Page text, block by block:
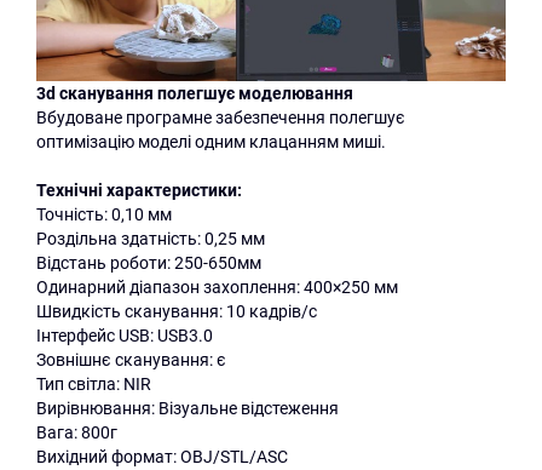
3d cканування полегшує моделювання
Вбудоване програмне забезпечення полегшує
оптимізацію моделі одним клацанням миші.
Технічні характеристики:
Точність: 0,10 мм
Роздільна здатність: 0,25 мм
Відстань роботи: 250-650мм
Одинарний діапазон захоплення: 400×250 мм
Швидкість сканування: 10 кадрів/с
Інтерфейс USB: USB3.0
Зовнішнє сканування: є
Тип світла: NIR
Вирівнювання: Візуальне відстеження
Вага: 800г
Вихідний формат: OBJ/STL/ASC